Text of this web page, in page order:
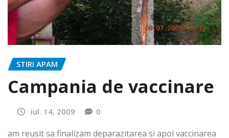
STIRI APAM
Campania de vaccinare
iul. 14, 2009 0
am reusit sa finalizam deparazitarea si apoi vaccinarea